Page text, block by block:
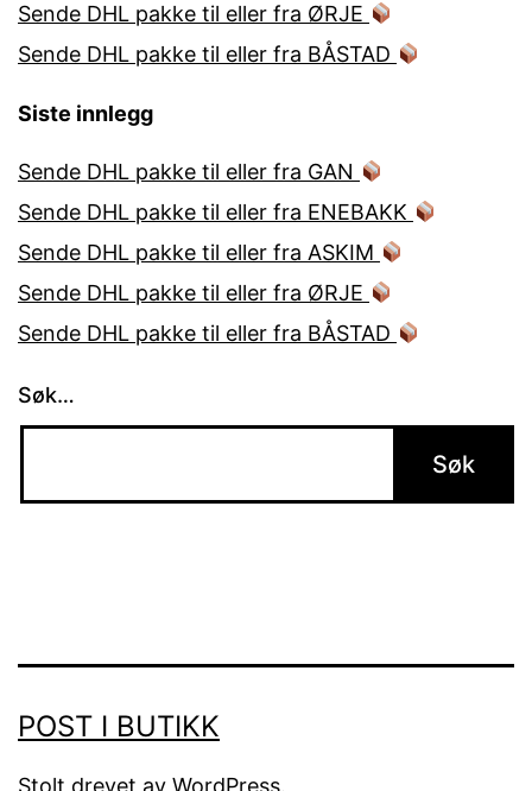
Sende DHL pakke til eller fra ØRJE
Sende DHL pakke til eller fra BÅSTAD
Siste innlegg
Sende DHL pakke til eller fra GAN
Sende DHL pakke til eller fra ENEBAKK
Sende DHL pakke til eller fra ASKIM
Sende DHL pakke til eller fra ØRJE
Sende DHL pakke til eller fra BÅSTAD
Søk…
POST I BUTIKK